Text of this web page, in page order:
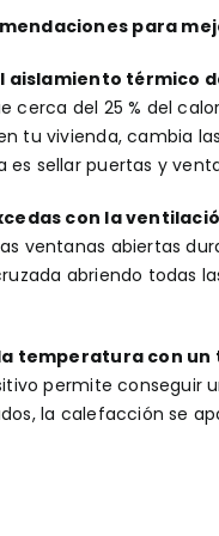
para
aislamiento térmico
cerca del 25 % del
tu vivienda, cambia
es sellar puertas y
con la
ventanas abiertas
abriendo todas
la temperatura con
permite conseguir
la calefacción se